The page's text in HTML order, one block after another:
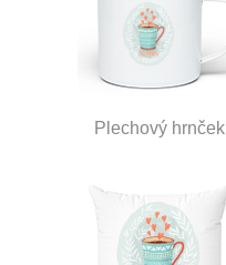
Plechový hrnček